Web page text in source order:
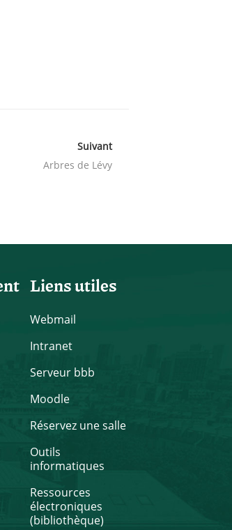
Suivant
Arbres de Lévy
Liens utiles
Webmail
Intranet
Serveur bbb
Moodle
Réservez une salle
Outils
informatiques
Ressources
électroniques
(bibliothèque)